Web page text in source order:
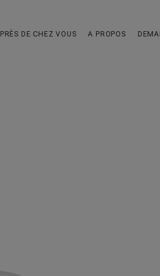
PRÈS DE CHEZ VOUS A PROPOS